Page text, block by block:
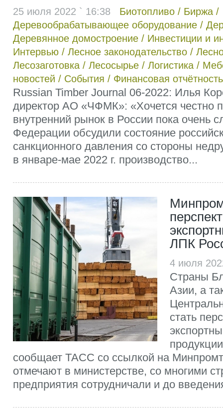
25 июля 2022 ` 16:38 Биотопливо / Биржа /
Деревообрабатывающее оборудование /
Деревянное домостроение / Инвестиции и
Интервью / Лесное законодательство /
Лесозаготовка / Лесосырье / Логистика /
новостей / События / Финансовая отчётность
Russian Timber Journal 06-2022: Илья
директор АО «ЧФМК»: «Хочется честно
внутренний рынок в России пока очень
Федерации обсудили состояние
санкционного давления со стороны
в январе-мае 2022 г. производство...
ЛПК
4 июля
Страны
Азии, а
стать
сообщает ТАСС со ссылкой на
отмечают в министерстве, со многими
предприятия сотрудничали и до